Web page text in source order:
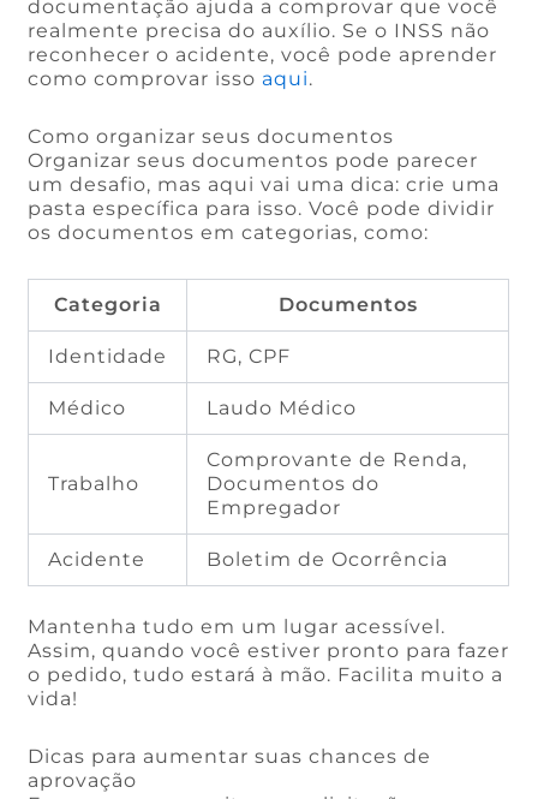
documentação ajuda a comprovar que você
realmente precisa do auxílio. Se o INSS não
reconhecer o acidente, você pode aprender
como comprovar isso aqui.
Como organizar seus documentos
Organizar seus documentos pode parecer
um desafio, mas aqui vai uma dica: crie uma
pasta específica para isso. Você pode dividir
os documentos em categorias, como:
Categoria Documentos
Identidade RG, CPF
Médico Laudo Médico
Trabalho
Comprovante de Renda,
Documentos do
Empregador
Acidente Boletim de Ocorrência
Mantenha tudo em um lugar acessível.
Assim, quando você estiver pronto para fazer
o pedido, tudo estará à mão. Facilita muito a
vida!
Dicas para aumentar suas chances de
aprovação